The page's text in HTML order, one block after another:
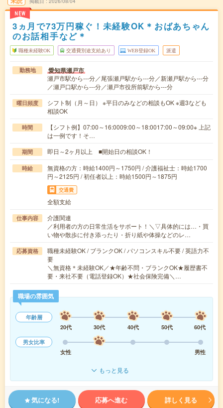
NEW
3ヵ月で73万円稼ぐ！未経験OK＊おばあちゃん
のお話相手など＊
職種未経験OK 交通費別途支給あり WEB登録OK 派遣
勤務地 愛知県瀬戸市
瀬戸市駅から---分／尾張瀬戸駅から---分／新瀬戸駅から---分
／瀬戸口駅から---分／瀬戸市役所前駅から---分
曜日頻度
シフト制（月～日） ※平日のみなどの相談もOK ※週3なども
相談OK
時間
【シフト例】07:00～16:0009:00～18:0017:00～09:00※ 上記
は一例です！そ…
期間 即日～2ヶ月以上 ■開始日の相談OK！
時給
無資格の方：時給1400円～1750円 / 介護福祉士：時給1700
円～2125円 / 初任者以上：時給1500円～1875円
交通費
全額支給
仕事内容
介護関連
／利用者の方の日常生活をサポート！＼▽具体的には…・買
い物や散歩に付き添ったり・折り紙や体操などのレ…
応募資格
職種未経験OK / ブランクOK / パソコンスキル不要 / 英語力不
要
＼無資格＊未経験OK／★年齢不問・ブランクOK★履歴書不
要・来社不要（電話登録OK）★社会保険完備＼…
職場の雰囲気
年齢層
20代
30代 40代 50代
60代
男女比率
女性
男性
もっと見る
気になる! 応募へ進む 詳しく見る